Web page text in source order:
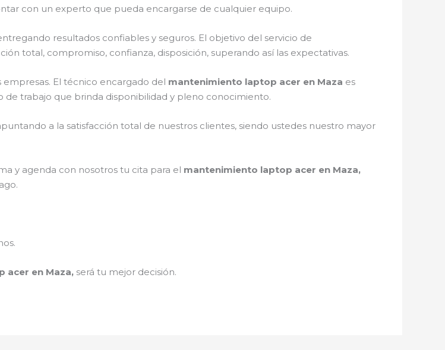
con un experto que pueda encargarse de cualquier equipo.
resultados confiables y seguros. El objetivo del servicio de
total, compromiso, confianza, disposición, superando así las expectativas.
El técnico encargado del mantenimiento laptop acer en Maza es
trabajo que brinda disponibilidad y pleno conocimiento.
a la satisfacción total de nuestros clientes, siendo ustedes nuestro mayor
y agenda con nosotros tu cita para el mantenimiento laptop acer en Maza,
acer en Maza, será tu mejor decisión.